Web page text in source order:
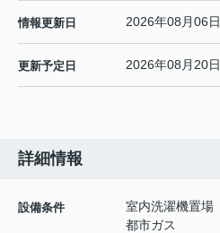
情報更新日 2026年08月06日
更新予定日 2026年08月20日
詳細情報
設備条件
室内洗濯機置場
都市ガス